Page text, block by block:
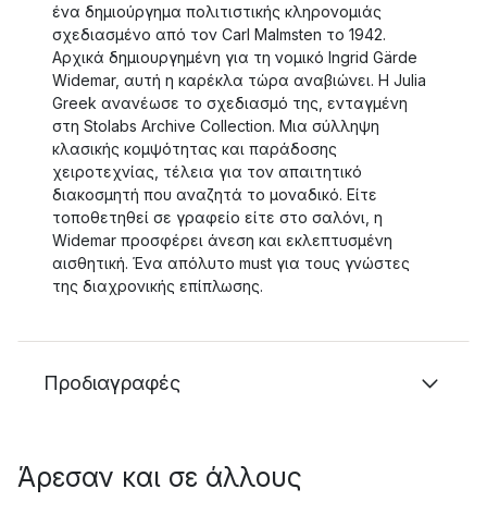
ένα δημιούργημα πολιτιστικής κληρονομιάς
σχεδιασμένο από τον Carl Malmsten το 1942.
Αρχικά δημιουργημένη για τη νομικό Ingrid Gärde
Widemar, αυτή η καρέκλα τώρα αναβιώνει. Η Julia
Greek ανανέωσε το σχεδιασμό της, ενταγμένη
στη Stolabs Archive Collection. Μια σύλληψη
κλασικής κομψότητας και παράδοσης
χειροτεχνίας, τέλεια για τον απαιτητικό
διακοσμητή που αναζητά το μοναδικό. Είτε
τοποθετηθεί σε γραφείο είτε στο σαλόνι, η
Widemar προσφέρει άνεση και εκλεπτυσμένη
αισθητική. Ένα απόλυτο must για τους γνώστες
της διαχρονικής επίπλωσης.
Προδιαγραφές
Άρεσαν και σε άλλους